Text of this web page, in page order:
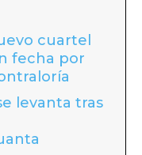
cuartel
fecha por
levanta tras